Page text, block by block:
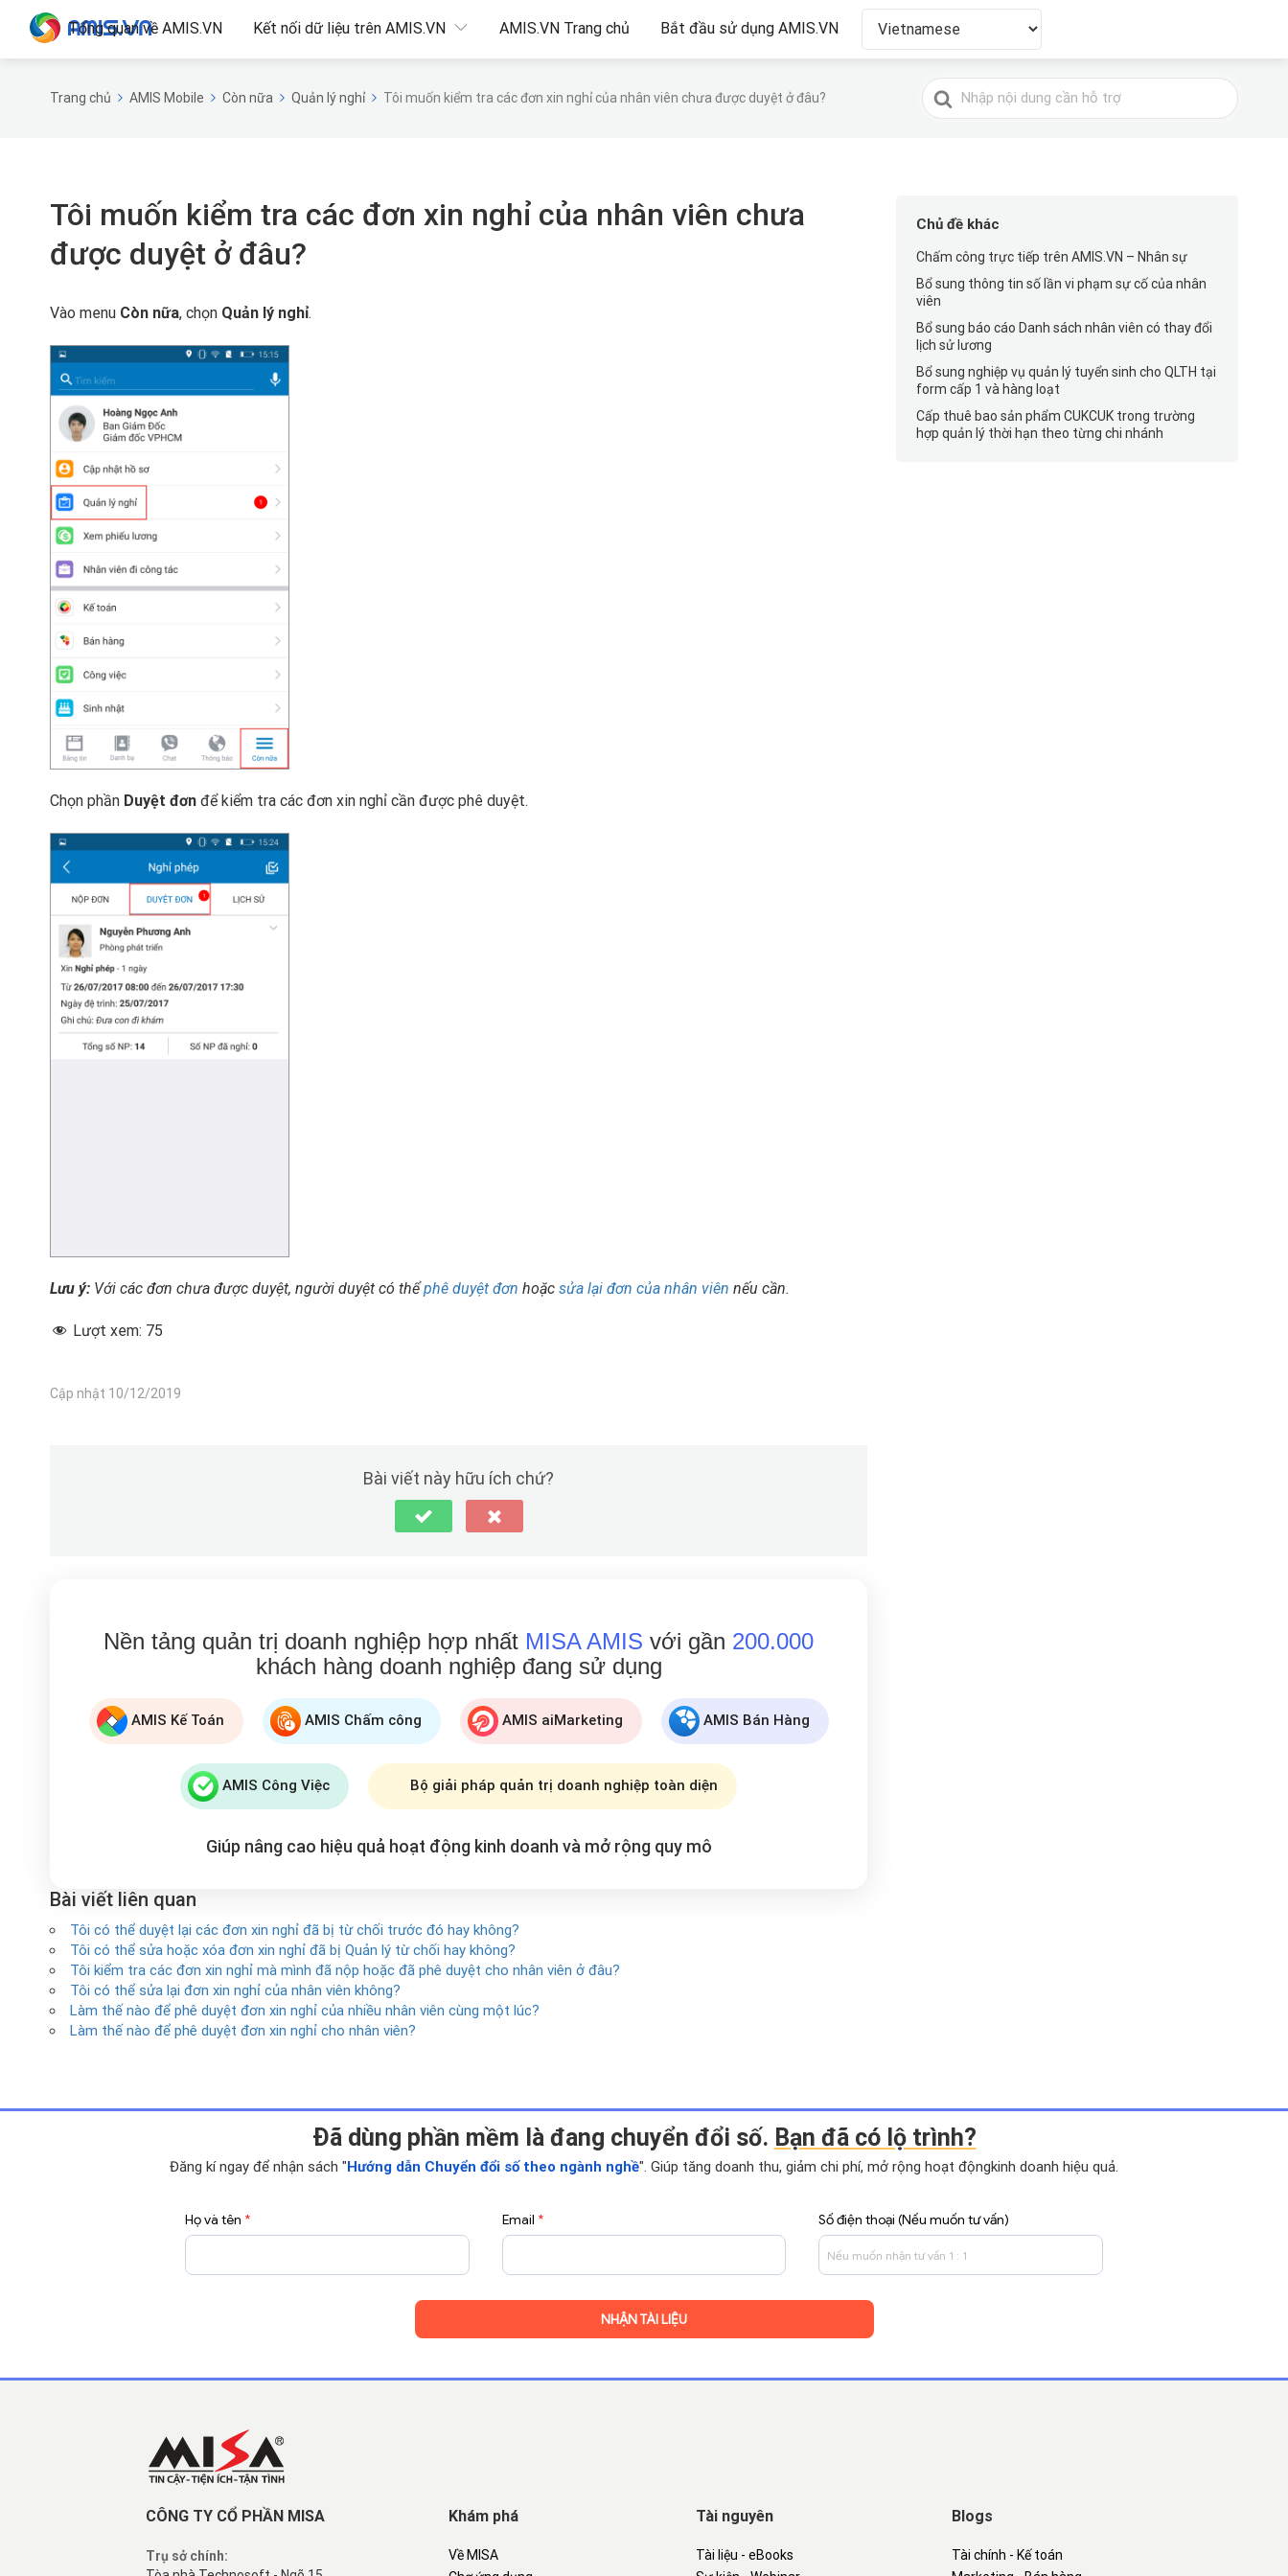
Tổng quan về AMIS.VN Kết nối dữ liệu trên AMIS.VN AMIS.VN Trang chủ Bắt đầu sử dụng AMIS.VN
Trang chủ AMIS Mobile Còn nữa Quản lý nghỉ Tôi muốn kiểm tra các đơn xin nghỉ của nhân viên chưa được duyệt ở đâu?
Tìm
kiếm
Tôi muốn kiểm tra các đơn xin nghỉ của nhân viên chưa
được duyệt ở đâu?
Vào menu Còn nữa, chọn Quản lý nghỉ.
Chọn phần Duyệt đơn để kiểm tra các đơn xin nghỉ cần được phê duyệt.
Lưu ý: Với các đơn chưa được duyệt, người duyệt có thểphê duyệt đơn hoặc sửa lại đơn của nhân viên nếu cần.
Lượt xem: 75
Cập nhật 10/12/2019
Bài viết này hữu ích chứ?
Nền tảng quản trị doanh nghiệp hợp nhất MISA AMIS với gần 200.000
khách hàng doanh nghiệp đang sử dụng
AMIS Kế Toán AMIS Chấm công AMIS aiMarketing AMIS Bán Hàng
AMIS Công Việc Bộ giải pháp quản trị doanh nghiệp toàn diện
Giúp nâng cao hiệu quả hoạt động kinh doanh và mở rộng quy mô
Bài viết liên quan
Tôi có thể duyệt lại các đơn xin nghỉ đã bị từ chối trước đó hay không?
Tôi có thể sửa hoặc xóa đơn xin nghỉ đã bị Quản lý từ chối hay không?
Tôi kiểm tra các đơn xin nghỉ mà mình đã nộp hoặc đã phê duyệt cho nhân viên ở đâu?
Tôi có thể sửa lại đơn xin nghỉ của nhân viên không?
Làm thế nào để phê duyệt đơn xin nghỉ của nhiều nhân viên cùng một lúc?
Làm thế nào để phê duyệt đơn xin nghỉ cho nhân viên?
Chủ đề khác
Chấm công trực tiếp trên AMIS.VN – Nhân sự
Bổ sung thông tin số lần vi phạm sự cố của nhân
viên
Bổ sung báo cáo Danh sách nhân viên có thay đổi
lịch sử lương
Bổ sung nghiệp vụ quản lý tuyển sinh cho QLTH tại
form cấp 1 và hàng loạt
Cấp thuê bao sản phẩm CUKCUK trong trường
hợp quản lý thời hạn theo từng chi nhánh
Ðã dùng phần mềm là đang chuyển đổi số. Bạn đã có lộ trình?
Đăng kí ngay để nhận sách "Hướng dẫn Chuyển đổi số theo ngành nghề". Giúp tăng doanh thu, giảm chi phí, mở rộng hoạt độngkinh doanh hiệu quả.
Họ và tên * Email * Số điện thoại (Nếu muốn tư vấn)
CÔNG TY CỔ PHẦN MISA
Trụ sở chính:
Khám phá
Về MISA
Tài nguyên
Tài liệu - eBooks
Blogs
Tài chính - Kế toán